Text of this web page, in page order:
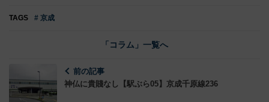
TAGS # 京成
「コラム」一覧へ
前の記事
神仏に貴賤なし【駅ぶら05】京成千原線236